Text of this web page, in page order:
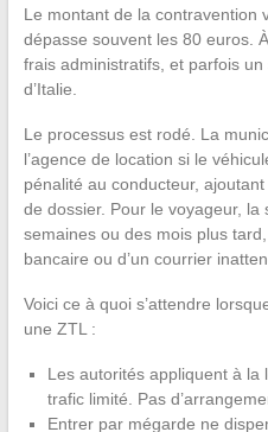
Le montant de la contravention
dépasse souvent les 80 euros.
frais administratifs, et parfois
d’Italie.
Le processus est rodé. La
l’agence de location si le
pénalité au conducteur,
de dossier. Pour le voyageur,
semaines ou des mois plus
bancaire ou d’un courrier
Voici ce à quoi s’attendre
une ZTL :
Les autorités appliquent à la
trafic limité. Pas
Entrer par mégarde ne